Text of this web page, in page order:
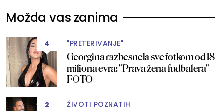
Možda vas zanima
4 "PRETERIVANJE"
Georgina razbesnela sve fotkom od 18
miliona evra: "Prava žena fudbalera"
FOTO
2 ŽIVOTI POZNATIH